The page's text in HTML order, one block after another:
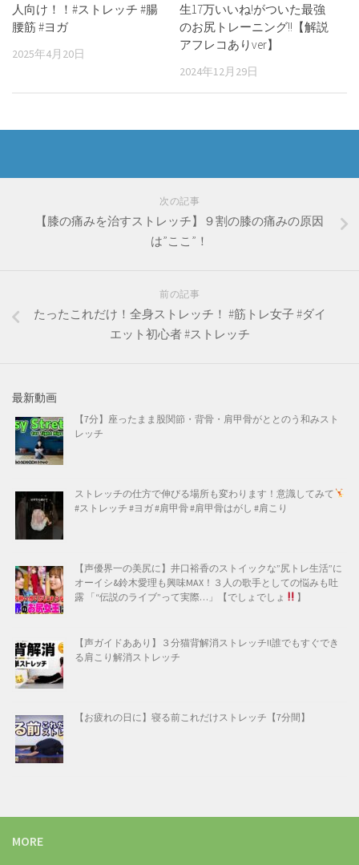
人向け！！#ストレッチ #腸
腰筋 #ヨガ
2025年4月20日
生17万いいね!がついた最強
のお尻トレーニング!!【解説
アフレコありver】
2024年12月29日
次の記事
【膝の痛みを治すストレッチ】９割の膝の痛みの原因
は”ここ”！
前の記事
たったこれだけ！全身ストレッチ！ #筋トレ女子 #ダイ
エット初心者 #ストレッチ
最新動画
【7分】座ったまま股関節・背骨・肩甲骨がととのう和みスト
レッチ
ストレッチの仕方で伸びる場所も変わります！意識してみて
#ストレッチ #ヨガ #肩甲骨 #肩甲骨はがし #肩こり
【声優界一の美尻に】井口裕香のストイックな”尻トレ生活”に
オーイシ&鈴木愛理も興味MAX！３人の歌手としての悩みも吐
露 「“伝説のライブ”って実際…」【でしょでしょ
】
【声ガイドああり】３分猫背解消ストレッチ!!誰でもすぐでき
る肩こり解消ストレッチ
【お疲れの日に】寝る前これだけストレッチ【7分間】
MORE